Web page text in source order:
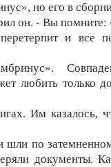
но его в
он. - Вы
и все
любить только
Им казалось,
по
документы.